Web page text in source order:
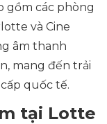
gồm các phòng
và Cine
âm thanh
mang đến trải
quốc tế.
tại Lotte